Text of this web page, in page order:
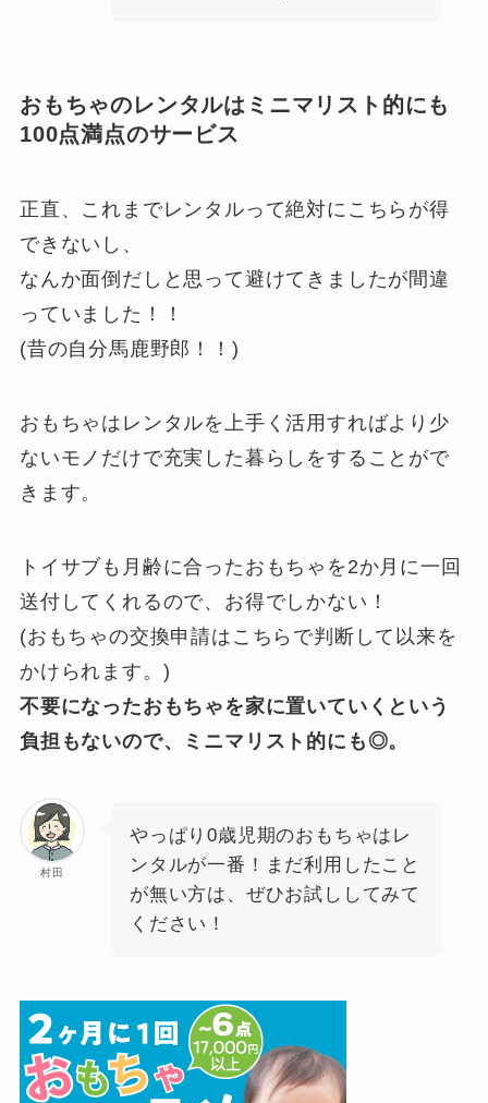
おもちゃのレンタルはミニマリスト的にも
100点満点のサービス
正直、これまでレンタルって絶対にこちらが得
できないし、
なんか面倒だしと思って避けてきましたが間違
っていました！！
(昔の自分馬鹿野郎！！)
おもちゃはレンタルを上手く活用すればより少
ないモノだけで充実した暮らしをすることがで
きます。
トイサブも月齢に合ったおもちゃを2か月に一回
送付してくれるので、お得でしかない！
(おもちゃの交換申請はこちらで判断して以来を
かけられます。)
不要になったおもちゃを家に置いていくという
負担もないので、ミニマリスト的にも◎。
村田
やっぱり0歳児期のおもちゃはレ
ンタルが一番！まだ利用したこと
が無い方は、ぜひお試ししてみて
ください！